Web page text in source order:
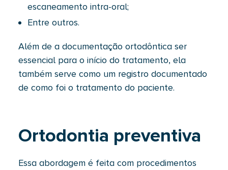
escaneamento intra-oral;
Entre outros.
Além de a documentação ortodôntica ser
essencial para o início do tratamento, ela
também serve como um registro documentado
de como foi o tratamento do paciente.
Ortodontia preventiva
Essa abordagem é feita com procedimentos